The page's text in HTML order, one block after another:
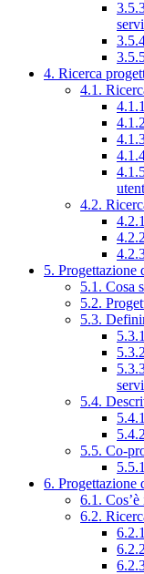
4. Ricerca
4.1.
4.2.
5. Progettazione
5.1. Cosa
5.2.
5.3.
5.4.
5.5. Co-
6. Progettazione
6.1.
6.2.